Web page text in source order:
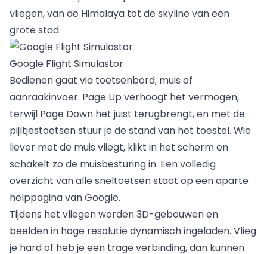
vliegen, van de Himalaya tot de skyline van een
grote stad.
Google Flight Simulastor
Bedienen gaat via toetsenbord, muis of
aanraakinvoer. Page Up verhoogt het vermogen,
terwijl Page Down het juist terugbrengt, en met de
pijltjestoetsen stuur je de stand van het toestel. Wie
liever met de muis vliegt, klikt in het scherm en
schakelt zo de muisbesturing in. Een volledig
overzicht van alle sneltoetsen staat op een aparte
helppagina van Google.
Tijdens het vliegen worden 3D-gebouwen en
beelden in hoge resolutie dynamisch ingeladen. Vlieg
je hard of heb je een trage verbinding, dan kunnen